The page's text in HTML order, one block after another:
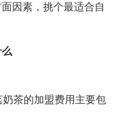
因素，挑个最适合自
茶的加盟费用主要包